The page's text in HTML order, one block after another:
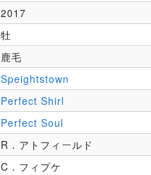
2017
牡
鹿毛
Speightstown
Perfect Shirl
Perfect Soul
R．アトフィールド
C．フィプケ